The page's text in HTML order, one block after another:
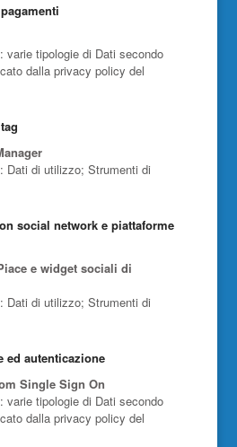
varie tipologie di Dati secondo
dalla privacy policy del
Dati di utilizzo; Strumenti di
social network e piattaforme
e widget sociali di
Dati di utilizzo; Strumenti di
ed autenticazione
Single Sign On
varie tipologie di Dati secondo
dalla privacy policy del